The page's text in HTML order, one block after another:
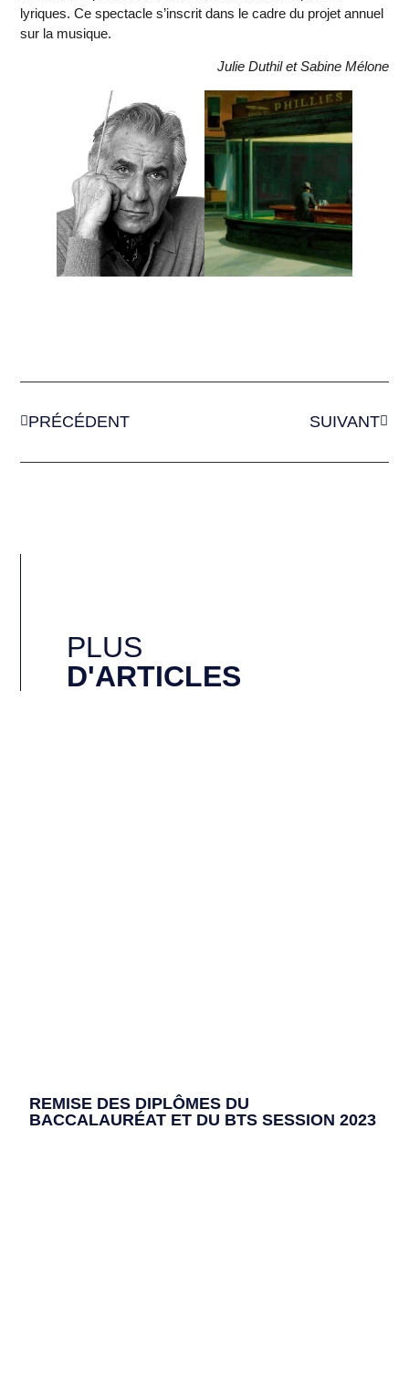
lyriques. Ce spectacle s’inscrit dans le cadre du projet annuel
sur la musique.
Julie Duthil et Sabine Mélone
PRÉCÉDENT SUIVANT
PLUS
D'ARTICLES
REMISE DES DIPLÔMES DU
BACCALAURÉAT ET DU BTS SESSION 2023